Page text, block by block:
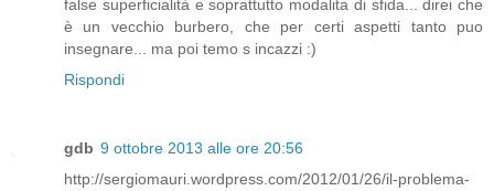
false superficialità e soprattutto modalita di sfida... direi che
è un vecchio burbero, che per certi aspetti tanto puo
insegnare... ma poi temo s incazzi :)
Rispondi
gdb 9 ottobre 2013 alle ore 20:56
http://sergiomauri.wordpress.com/2012/01/26/il-problema-